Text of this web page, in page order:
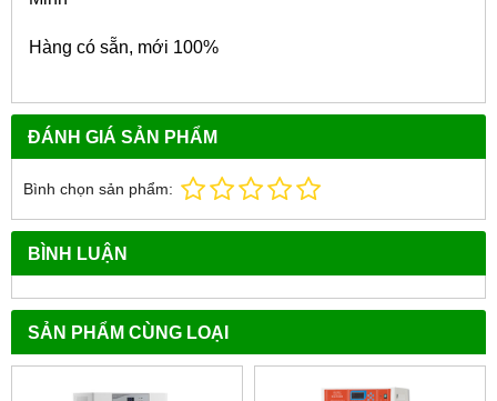
Hàng có sẵn, mới 100%
ĐÁNH GIÁ SẢN PHẨM
Bình chọn sản phẩm:
BÌNH LUẬN
SẢN PHẨM CÙNG LOẠI